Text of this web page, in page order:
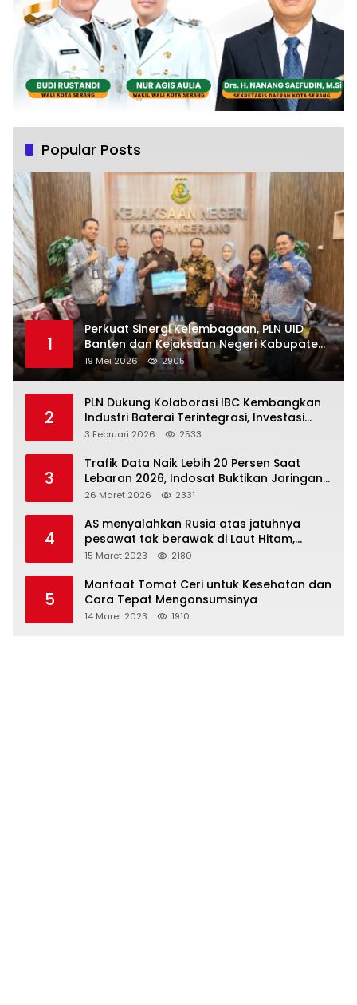
Popular Posts
1
Perkuat Sinergi Kelembagaan, PLN UID
Banten dan Kejaksaan Negeri Kabupaten
Tangerang Kolaborasi Dukung Pelayanan
Publik
19 Mei 2026 2905
2
PLN Dukung Kolaborasi IBC Kembangkan
Industri Baterai Terintegrasi, Investasi
Capai USD 6 Miliar
3 Februari 2026 2533
3
Trafik Data Naik Lebih 20 Persen Saat
Lebaran 2026, Indosat Buktikan Jaringan
Tangguh Layani Jutaan Pemudik
26 Maret 2026 2331
4
AS menyalahkan Rusia atas jatuhnya
pesawat tak berawak di Laut Hitam,
Moskow menyangkal
15 Maret 2023 2180
5
Manfaat Tomat Ceri untuk Kesehatan dan
Cara Tepat Mengonsumsinya
14 Maret 2023 1910